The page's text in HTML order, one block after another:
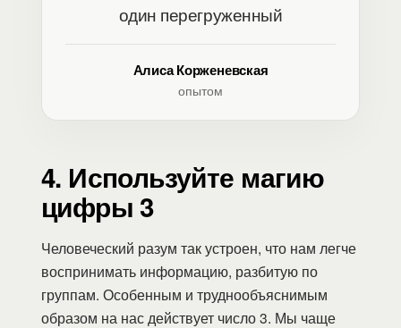
один перегруженный
Алиса Корженевская
опытом
4. Используйте магию
цифры 3
Человеческий разум так устроен, что нам легче
воспринимать информацию, разбитую по
группам. Особенным и труднообъяснимым
образом на нас действует число 3. Мы чаще